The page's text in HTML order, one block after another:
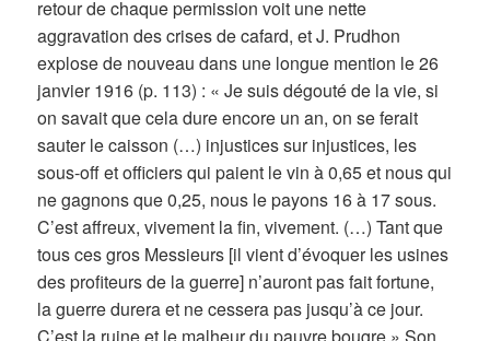
retour de chaque permission voit une nette
aggravation des crises de cafard, et J. Prudhon
explose de nouveau dans une longue mention le 26
janvier 1916 (p. 113) : « Je suis dégouté de la vie, si
on savait que cela dure encore un an, on se ferait
sauter le caisson (…) injustices sur injustices, les
sous-off et officiers qui paient le vin à 0,65 et nous qui
ne gagnons que 0,25, nous le payons 16 à 17 sous.
C’est affreux, vivement la fin, vivement. (…) Tant que
tous ces gros Messieurs [il vient d’évoquer les usines
des profiteurs de la guerre] n’auront pas fait fortune,
la guerre durera et ne cessera pas jusqu’à ce jour.